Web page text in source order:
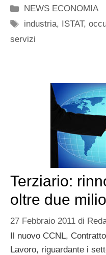
Categorie
NEWS ECONOMIA
Tag
industria, ISTAT,
servizi
Terziario:
oltre due
27 Febbraio 2011 di
Il nuovo CCNL,
Lavoro, riguardante i